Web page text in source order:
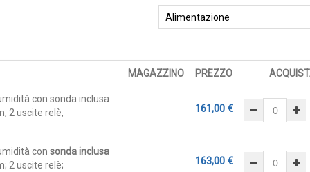
MAGAZZINO PREZZO
con sonda inclusa
2 uscite relè,
161,00 €
con sonda inclusa
2 uscite relè;
163,00 €